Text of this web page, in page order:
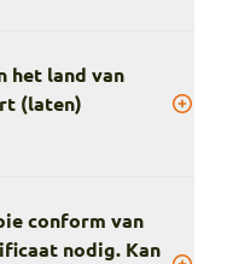
het land van
(laten)
conform van
nodig. Kan